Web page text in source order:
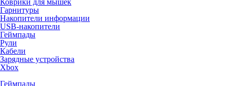
Гарнитуры
Накопители информации
USB-накопители
Геймпады
Рули
Кабели
Зарядные устройства
Xbox
Геймпады